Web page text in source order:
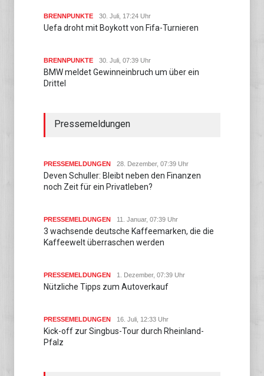
BRENNPUNKTE 30. Juli, 17:24 Uhr
Uefa droht mit Boykott von Fifa-Turnieren
BRENNPUNKTE 30. Juli, 07:39 Uhr
BMW meldet Gewinneinbruch um über ein
Drittel
Pressemeldungen
PRESSEMELDUNGEN 28. Dezember, 07:39 Uhr
Deven Schuller: Bleibt neben den Finanzen
noch Zeit für ein Privatleben?
PRESSEMELDUNGEN 11. Januar, 07:39 Uhr
3 wachsende deutsche Kaffeemarken, die die
Kaffeewelt überraschen werden
PRESSEMELDUNGEN 1. Dezember, 07:39 Uhr
Nützliche Tipps zum Autoverkauf
PRESSEMELDUNGEN 16. Juli, 12:33 Uhr
Kick-off zur Singbus-Tour durch Rheinland-
Pfalz